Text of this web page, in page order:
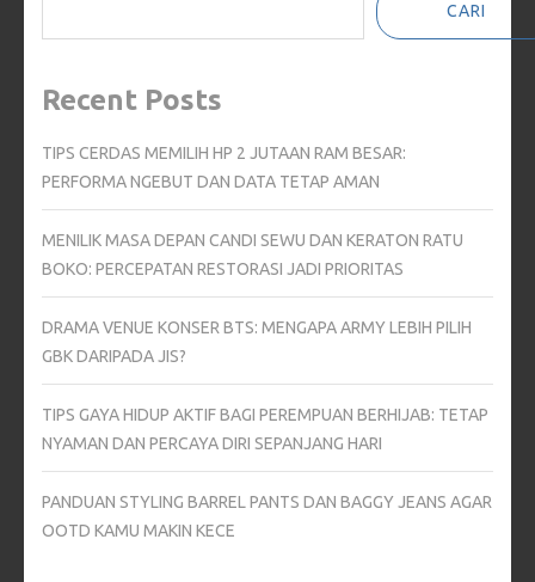
CARI
Recent Posts
TIPS CERDAS MEMILIH HP 2 JUTAAN RAM BESAR:
PERFORMA NGEBUT DAN DATA TETAP AMAN
MENILIK MASA DEPAN CANDI SEWU DAN KERATON RATU
BOKO: PERCEPATAN RESTORASI JADI PRIORITAS
DRAMA VENUE KONSER BTS: MENGAPA ARMY LEBIH PILIH
GBK DARIPADA JIS?
TIPS GAYA HIDUP AKTIF BAGI PEREMPUAN BERHIJAB: TETAP
NYAMAN DAN PERCAYA DIRI SEPANJANG HARI
PANDUAN STYLING BARREL PANTS DAN BAGGY JEANS AGAR
OOTD KAMU MAKIN KECE